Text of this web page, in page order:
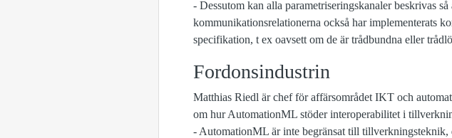
- Dessutom kan alla parametriseringskanaler beskrivas
kommunikationsrelationerna också har implementerats
specifikation, t ex oavsett om de är trådbundna eller
Fordonsindustrin
Matthias Riedl är chef för affärsområdet IKT och
om hur AutomationML stöder interoperabilitet i
- AutomationML är inte begränsat till tillverkningsteknik,